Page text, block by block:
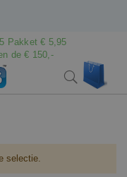
Pakket € 5,95
de € 150,-
Search
selectie.